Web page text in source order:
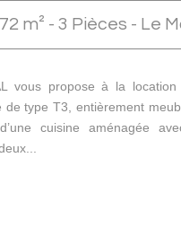
m² - 3 Pièces - Le
vous propose à la
de type T3, entièrement
cuisine aménagée